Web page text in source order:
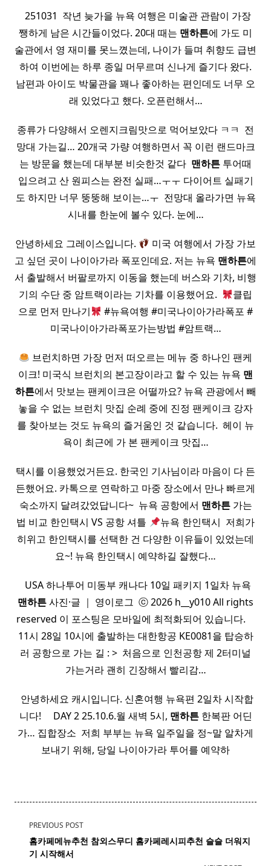
​ ​ 251031 ​ 작년 늦가을 뉴욕 여행은 미술관 관람이 가장
쨍하게 남은 시간들이었다. 20대 때는 맨하튼에 가도 미
술관에서 영 재미를 못느꼈는데, 나이가 들며 취향도 급변
하여 이번에는 하루 종일 머무르며 신나게 즐기다 왔다.
남편과 아이도 박물관을 꽤나 좋아하는 편인데도 너무 오
래 있었다고 했다. 오픈런해서…
종류가 다양해서 오렌지크림맛으로 먹어보았다 ㅋㅋ ​ 전
망대 가는길… 20개국 가량 여행하면서 꼭 이런 랜드마크
는 방문을 했는데 대부분 비슷한것 같다 ​ 맨하튼 투어때
입으려고 산 원피스는 완전 실패…ㅜㅜ 다이어트 실패기
도 하지만 너무 뚱뚱해 보이는…ㅜ ​ 전망대 올라가면 뉴욕
시내를 한눈에 볼수 있다. 눈에…
안녕하세요 그레이스입니다.
미국 여행에서 가장 가보
고 싶던 곳이 나이아가라 폭포인데요. 저는 뉴욕 맨하튼에
서 출발해서 버팔로까지 이동을 했는데 버스와 기차, 비행
기의 수단 중 암트랙이라는 기차를 이용했어요. ​
클립
으로 먼저 만나기
#뉴욕여행 #미국나이아가라폭포 #
미국나이아가라폭포가는방법 #암트랙…
브런치하면 가장 먼저 떠오르는 메뉴 중 하나인 팬케
이크! 미국식 브런치의 본고장이라고 할 수 있는 뉴욕 맨
하튼에서 맛보는 팬케이크은 어떨까요? 뉴욕 관광에서 빼
놓을 수 없는 브런치 맛집 순례 중에 진정 팬케이크 강자
를 찾아보는 것도 뉴욕의 즐거움인 것 같습니다. ​ 헤이 뉴
욕이 최근에 가 본 팬케이크 맛집…
택시를 이용했었거든요. 한국인 기사님이라 마음이 다 든
든했어요. 카톡으로 연락하고 마중 장소에서 만나 빠르게
숙소까지 달려갔었답니다~ ​ 뉴욕 공항에서 맨하튼가는
법 비교 한인택시 VS 공항 셔틀
뉴욕 한인택시 ​ 저희가
히위고 한인택시를 선택한 건 다양한 이유들이 있었는데
요~! 뉴욕 한인택시 예약하길 잘했다…
​ ​ USA 하나투어 미동부 캐나다 10일 패키지 1일차 뉴욕
맨하튼사진·글 ｜ 영이로그 ​ ⓒ 2026 h__y010 All rights
reserved 이 포스팅은 모바일에 최적화되어 있습니다. ​ ​ ​ ​
11시 28일 10시에 출발하는 대한항공 KE0081을 탑승하
러 공항으로 가는 길 : > ​ 처음으로 인천공항 제 2터미널
가는거라 괜히 긴장해서 빨리감…
​ 안녕하세요 캐시입니다. 신혼여행 뉴욕편 2일차 시작합
니다! ​ ​ ​ ​ DAY 2 25.10.6.월 새벽 5시, 맨하튼한복판 어딘
가… 집합장소 ​ 저희 부부는 뉴욕 일주일을 정~말 알차게
보내기 위해, 당일 나이아가라 투어를 예약하
<span
class="nav-
subtitle
PREVIOUS POST
홈카페메뉴추천 참외스무디 홈카페레시피추천 슬슬 더워지
기 시작해서